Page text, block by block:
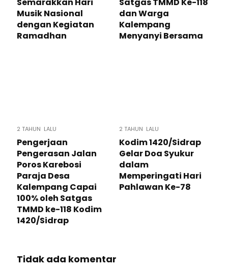
Musik Nasional
dengan Kegiatan
Ramadhan
dan Warga
Kalempang
Menyanyi Bersama
2 TAHUN LALU
Pengerjaan
Pengerasan Jalan
Poros Karebosi
Paraja Desa
Kalempang Capai
100% oleh Satgas
TMMD ke-118 Kodim
1420/Sidrap
2 TAHUN LALU
Kodim 1420/Sidrap
Gelar Doa Syukur
dalam
Memperingati Hari
Pahlawan Ke-78
Tidak ada komentar